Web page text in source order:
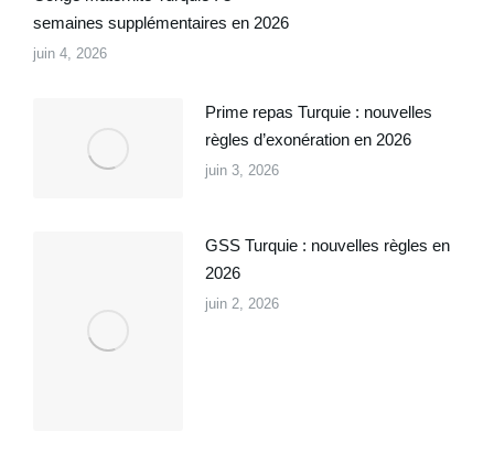
semaines supplémentaires en 2026
juin 4, 2026
Prime repas Turquie : nouvelles
règles d’exonération en 2026
juin 3, 2026
GSS Turquie : nouvelles règles en
2026
juin 2, 2026